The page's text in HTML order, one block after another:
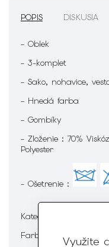
Využite
POPIS DISKUSIA
- Oblek
- 3-komplet
- Sako, nohavice,
- Hnedá farba
- Gombíky
- Zloženie : 70%
Polyester
- Ošetrenie :
Kategória
Farba